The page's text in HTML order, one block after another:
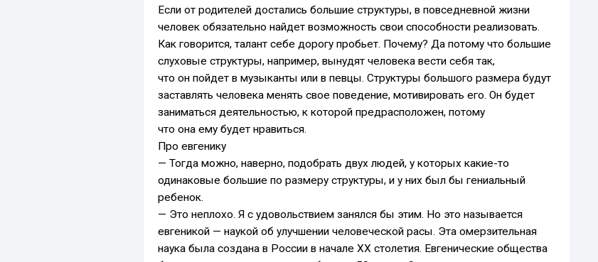
Если от родителей достались большие структуры, в повседневной жизни
человек обязательно найдет возможность свои способности реализовать.
Как говорится, талант себе дорогу пробьет. Почему? Да потому что большие
слуховые структуры, например, вынудят человека вести себя так,
что он пойдет в музыканты или в певцы. Структуры большого размера будут
заставлять человека менять свое поведение, мотивировать его. Он будет
заниматься деятельностью, к которой предрасположен, потому
что она ему будет нравиться.
Про евгенику
— Тогда можно, наверно, подобрать двух людей, у которых какие-то
одинаковые большие по размеру структуры, и у них был бы гениальный
ребенок.
— Это неплохо. Я с удовольствием занялся бы этим. Но это называется
евгеникой — наукой об улучшении человеческой расы. Эта омерзительная
наука была создана в России в начале ХХ столетия. Евгенические общества